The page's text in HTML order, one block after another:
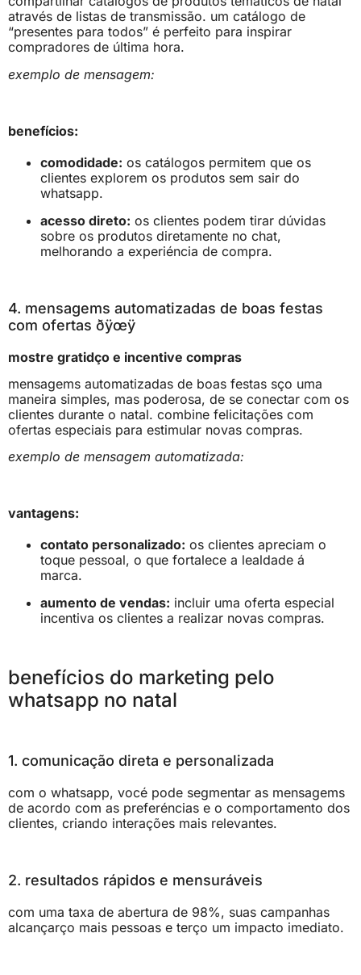
através de listas de transmissão. um catálogo de
“presentes para todos” é perfeito para inspirar
compradores de última hora.
exemplo de mensagem:
benefícios:
comodidade: os catálogos permitem que os
clientes explorem os produtos sem sair do
whatsapp.
acesso direto: os clientes podem tirar dúvidas
sobre os produtos diretamente no chat,
melhorando a experiéncia de compra.
4. mensagems automatizadas de boas festas
com ofertas ðÿœÿ
mostre gratidço e incentive compras
mensagems automatizadas de boas festas sço uma
maneira simples, mas poderosa, de se conectar com os
clientes durante o natal. combine felicitações com
ofertas especiais para estimular novas compras.
exemplo de mensagem automatizada:
vantagens:
contato personalizado: os clientes apreciam o
toque pessoal, o que fortalece a lealdade á
marca.
aumento de vendas: incluir uma oferta especial
incentiva os clientes a realizar novas compras.
benefícios do marketing pelo
whatsapp no natal
1. comunicação direta e personalizada
com o whatsapp, vocé pode segmentar as mensagems
de acordo com as preferéncias e o comportamento dos
clientes, criando interações mais relevantes.
2. resultados rápidos e mensuráveis
com uma taxa de abertura de 98%, suas campanhas
alcançarço mais pessoas e terço um impacto imediato.